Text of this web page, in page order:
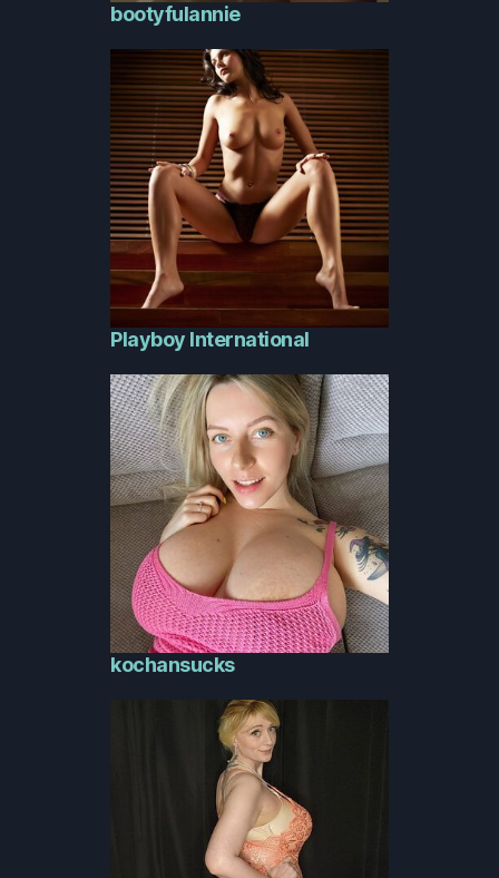
bootyfulannie
Playboy International
kochansucks